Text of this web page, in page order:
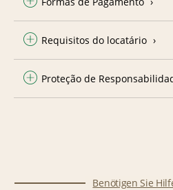
Requisitos do locatário
Proteção de
Benötigen Sie